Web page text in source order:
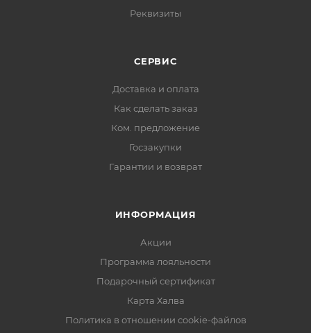
Реквизиты
СЕРВИС
Доставка и оплата
Как сделать заказ
Ком. предложение
Госзакупки
Гарантии и возврат
ИНФОРМАЦИЯ
Акции
Программа лояльности
Подарочный сертификат
Карта Халва
Политика в отношении cookie-файлов